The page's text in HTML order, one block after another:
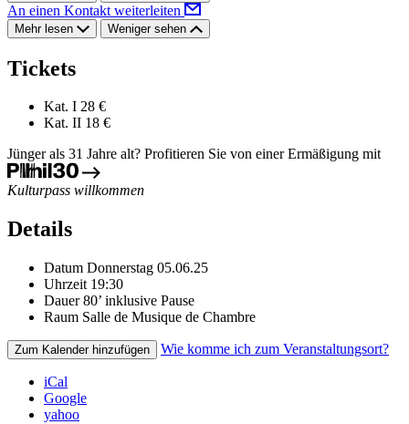
An einen Kontakt weiterleiten
Mehr lesen Weniger sehen
Tickets
Kat. I 28 €
Kat. II 18 €
Jünger als 31 Jahre alt? Profitieren Sie von einer Ermäßigung mit
Kulturpass willkommen
Details
Datum Donnerstag 05.06.25
Uhrzeit 19:30
Dauer 80’ inklusive Pause
Raum Salle de Musique de Chambre
Zum Kalender hinzufügen Wie komme ich zum Veranstaltungsort?
iCal
Google
yahoo